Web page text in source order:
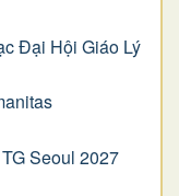
Đại Hội Giáo Lý
Seoul 2027